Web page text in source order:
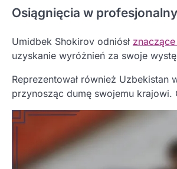
Osiągnięcia w
Umidbek Shokirov odniósł
uzyskanie wyróżnień za swoje
Reprezentował również
przynosząc dumę swojemu